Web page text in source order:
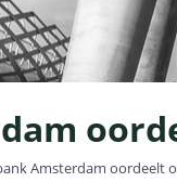
Amsterdam oordeelt